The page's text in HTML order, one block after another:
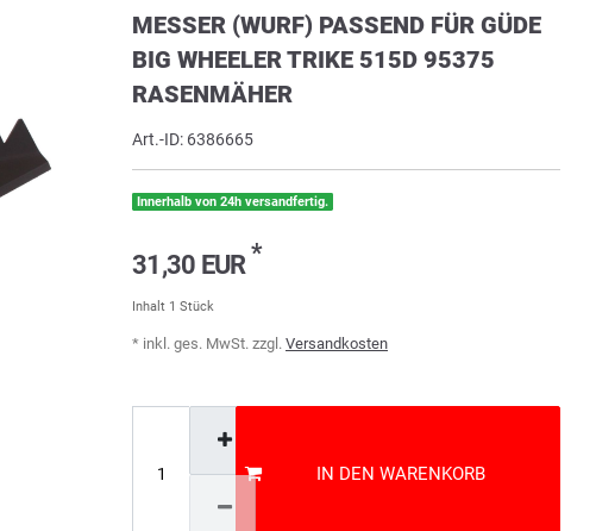
MESSER (WURF) PASSEND FÜR GÜDE
BIG WHEELER TRIKE 515D 95375
RASENMÄHER
Art.-ID: 6386665
Innerhalb von 24h versandfertig.
31,30 EUR *
Inhalt 1 Stück
* inkl. ges. MwSt. zzgl. Versandkosten
IN DEN WARENKORB